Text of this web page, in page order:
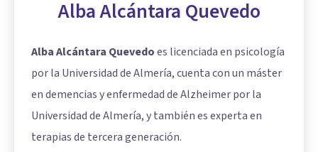
Alba Alcántara Quevedo
Alba Alcántara Quevedoes licenciada en psicología
por la Universidad de Almería, cuenta con un máster
en demencias y enfermedad de Alzheimer por la
Universidad de Almería, y también es experta en
terapias de tercera generación.